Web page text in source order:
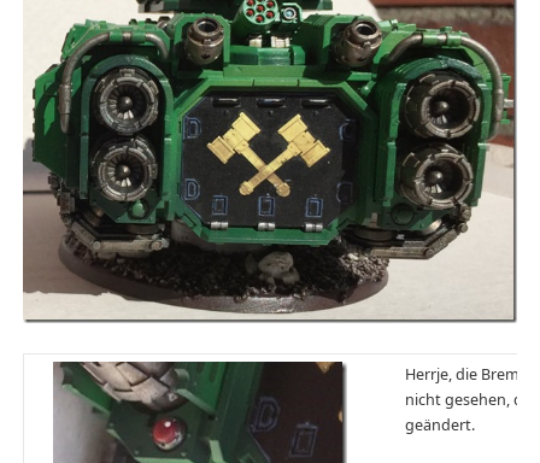
Herrje, die
nicht gesehen,
geändert.